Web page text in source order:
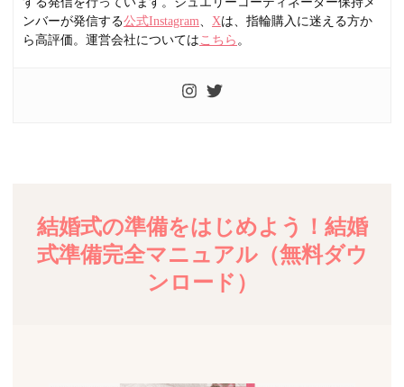
ンバーが発信する公式Instagram Xは、指輪購入に迷える方か
ら高評価。運営会社については こちら 。
結婚式の準備をはじめよう！結婚
式準備完全マニュアル（無料ダウ
ンロード）